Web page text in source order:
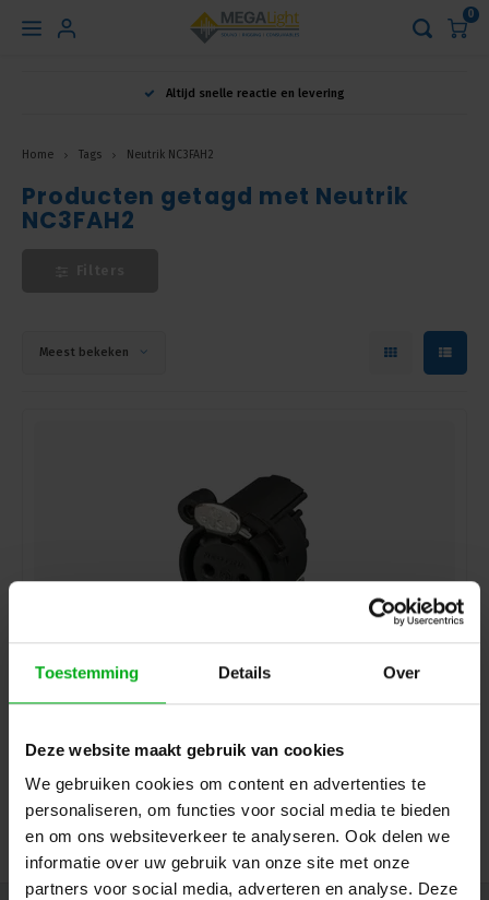
Toestemming Details Over
Deze website maakt gebruik van cookies
We gebruiken cookies om content en advertenties te
personaliseren, om functies voor social media te bieden
en om ons websiteverkeer te analyseren. Ook delen we
informatie over uw gebruik van onze site met onze
partners voor social media, adverteren en analyse. Deze
Hoofdmenu
Nederlands
0
Altijd snelle reactie en levering
Home Tags Neutrik NC3FAH2
Producten getagd met Neutrik
NC3FAH2
Meest bekeken
Neutrik | NC3FAH2 | XLR chassis A 3 pin bus PCB-H met
Neutrik | NC3FAH2
Login voor prijzen